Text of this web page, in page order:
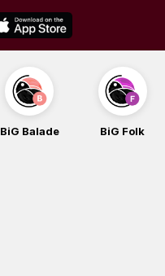
BiG Balade BiG Folk